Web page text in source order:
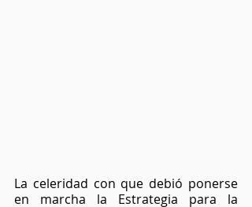
La celeridad con que debió ponerse
en marcha la Estrategia para la